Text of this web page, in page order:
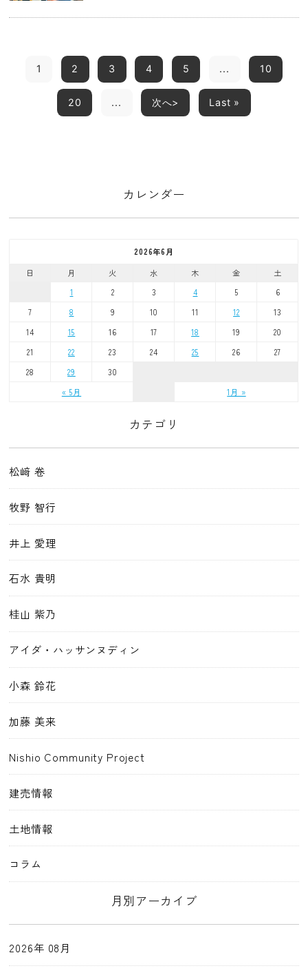
1 2 3 4 5 ... 10
20 ... 次へ> Last »
カレンダー
2026年6月
日
月 火 水 木 金 土
« 5月 1月 »
1 2 3 4 5
6
7
8 9 10 11 12
13
14
15 16 17 18 19
20
21
22 23 24 25 26
27
28
29 30
カテゴリ
松﨑 卷
牧野 智行
井上 愛理
石水 貴明
桂山 紫乃
アイダ・ハッサンヌディン
小森 鈴花
加藤 美来
Nishio Community Project
建売情報
土地情報
コラム
月別アーカイブ
2026年 08月